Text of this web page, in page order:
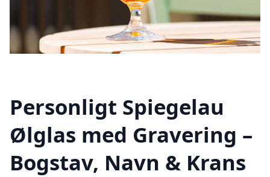
Personligt Spiegelau
Ølglas med Gravering –
Bogstav, Navn & Krans